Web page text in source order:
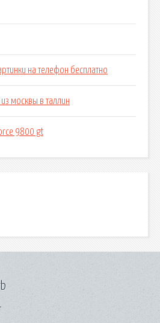
на телефон бесплатно
москвы в таллин
9800 gt